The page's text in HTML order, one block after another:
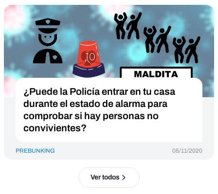
¿Puede la Policía entrar en tu casa
durante el estado de alarma para
comprobar si hay personas no
convivientes?
PREBUNKING 05/11/2020
Ver todos